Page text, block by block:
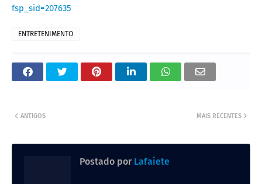
fsp_sid=207635
ENTRETENIMENTO
MAIS RECENTES
ANTIGOS
Postado por Lafaiete